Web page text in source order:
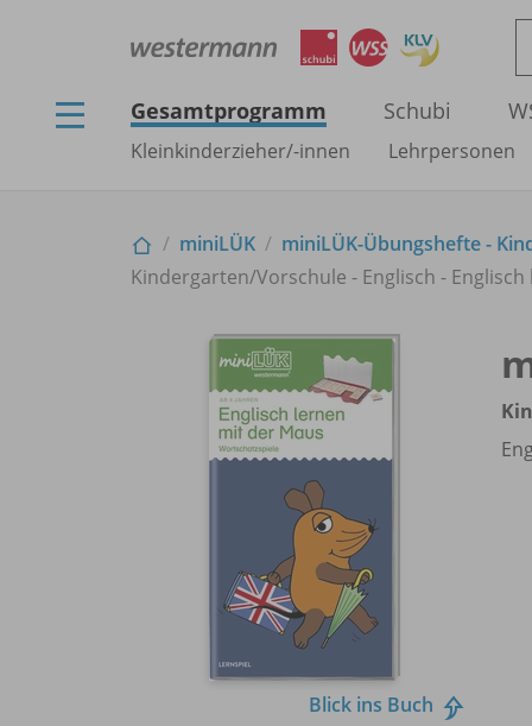
Gesamtprogramm Schubi
Kleinkinderzieher/-innen Lehrpersonen
miniLÜK
miniLÜK-Übungshefte -
Kindergarten/Vorschule - Englisch -
Blick ins Buch